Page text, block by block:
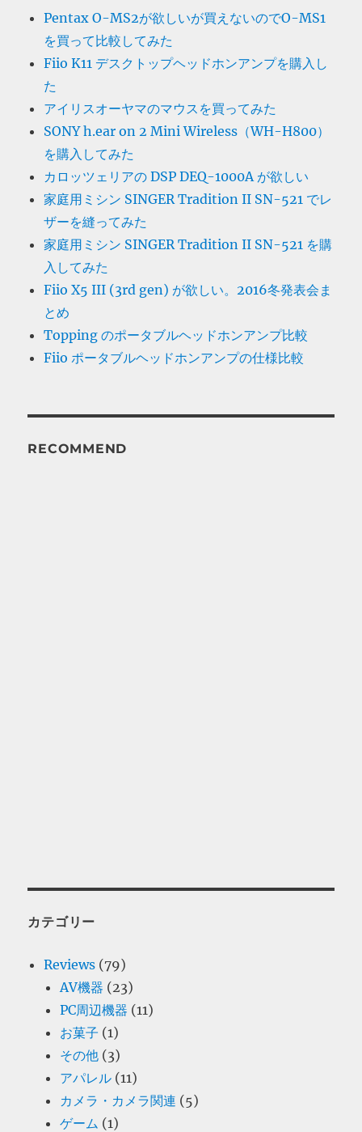
Pentax O-MS2が欲しいが買えないのでO-MS1
を買って比較してみた
Fiio K11 デスクトップヘッドホンアンプを購入し
た
アイリスオーヤマのマウスを買ってみた
SONY h.ear on 2 Mini Wireless（WH-H800）
を購入してみた
カロッツェリアの DSP DEQ-1000A が欲しい
家庭用ミシン SINGER Tradition II SN-521 でレ
ザーを縫ってみた
家庭用ミシン SINGER Tradition II SN-521 を購
入してみた
Fiio X5 III (3rd gen) が欲しい。2016冬発表会ま
とめ
Topping のポータブルヘッドホンアンプ比較
Fiio ポータブルヘッドホンアンプの仕様比較
RECOMMEND
カテゴリー
Reviews (79)
AV機器 (23)
PC周辺機器 (11)
お菓子 (1)
その他 (3)
アパレル (11)
カメラ・カメラ関連 (5)
ゲーム (1)